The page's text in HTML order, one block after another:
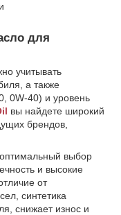
для
учитывать
а также
0W-40) и уровень
вы найдете широкий
брендов,
выбор
и высокие
от
синтетика
снижает износ и